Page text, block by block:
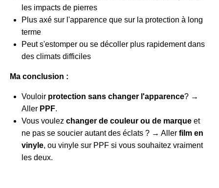
les impacts de pierres
Plus axé sur l'apparence que sur la protection à long
terme
Peut s'estomper ou se décoller plus rapidement dans
des climats difficiles
Ma conclusion :
Vouloir protection sans changer l'apparence? →
Aller PPF.
Vous voulez changer de couleur ou de marque et
ne pas se soucier autant des éclats ? → Aller film en
vinyle, ou vinyle sur PPF si vous souhaitez vraiment
les deux.